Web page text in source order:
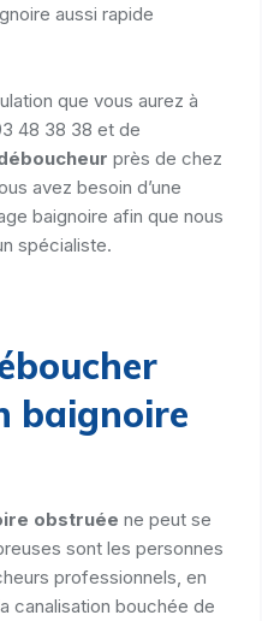
aussi rapide
que vous aurez à
48 38 38 et de
près de chez
avez besoin d’une
baignoire afin que nous
spécialiste.
baignoire
obstruée ne peut se
sont les personnes
professionnels, en
canalisation bouchée de